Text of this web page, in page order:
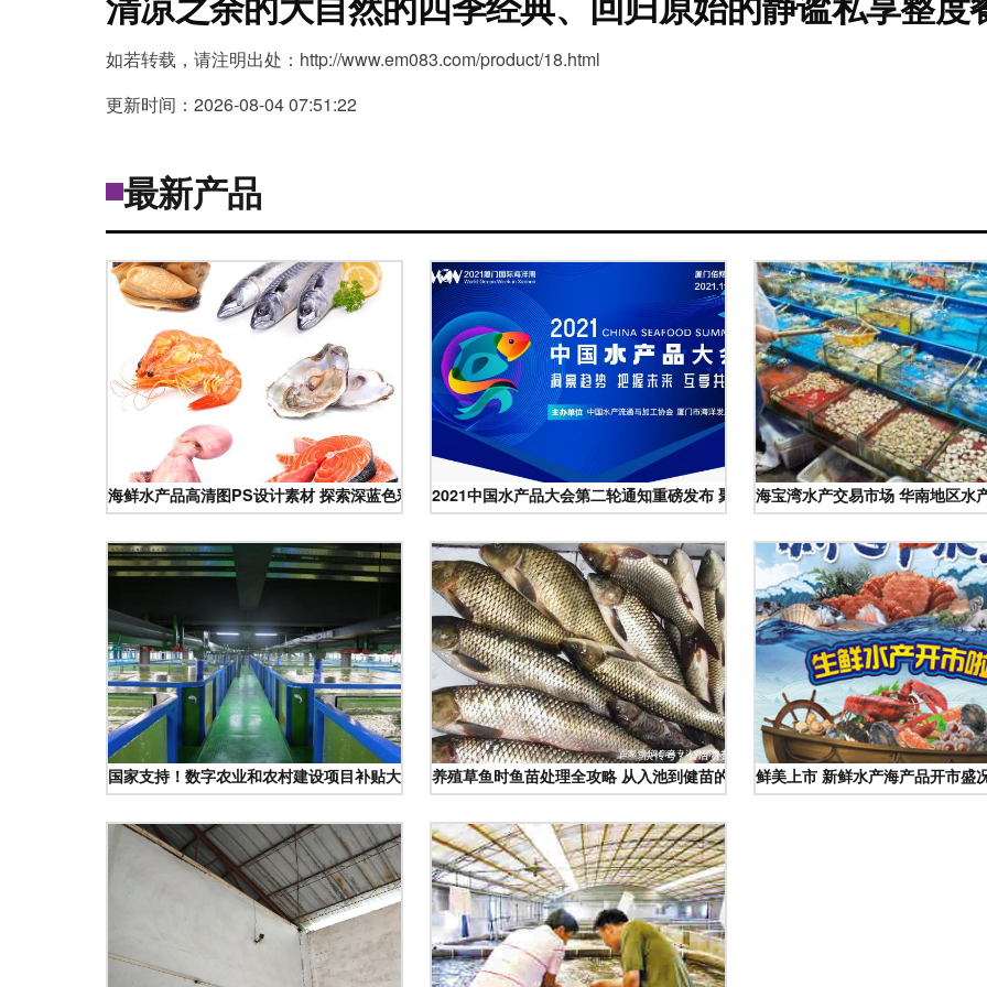
如若转载，请注明出处：http://www.em083.com/product/18.html
更新时间：2026-08-04 07:51:22
最新产品
海鲜水产品高清图PS设计素材 探索深蓝色彩的海洋魅力2021中国水产品大会第二轮通知重磅发布 聚焦行业新动能与绿色转型
海宝湾水产交易市场 华南地区水
国家支持！数字农业和农村建设项目补贴大全，覆盖农业全产业链与水产品
养殖草鱼时鱼苗处理全攻略 从入池到健苗的实战指南鲜美上市 新鲜水产海产品开市盛